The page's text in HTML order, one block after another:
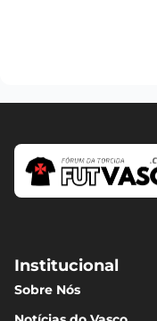
Institucional
Sobre Nós